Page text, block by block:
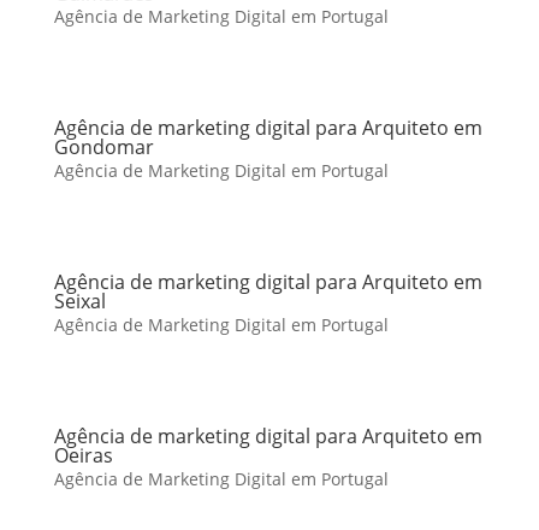
Agência de Marketing Digital em Portugal
Agência de marketing digital para Arquiteto em
Gondomar
Agência de Marketing Digital em Portugal
Agência de marketing digital para Arquiteto em
Seixal
Agência de Marketing Digital em Portugal
Agência de marketing digital para Arquiteto em
Oeiras
Agência de Marketing Digital em Portugal